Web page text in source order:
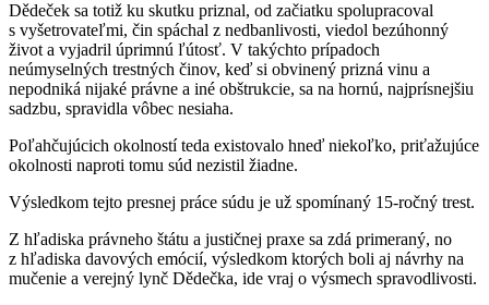
Dědeček sa totiž ku skutku priznal, od začiatku spolupracoval
s vyšetrovateľmi, čin spáchal z nedbanlivosti, viedol bezúhonný
život a vyjadril úprimnú ľútosť. V takýchto prípadoch
neúmyselných trestných činov, keď si obvinený prizná vinu a
nepodniká nijaké právne a iné obštrukcie, sa na hornú, najprísnejšiu
sadzbu, spravidla vôbec nesiaha.
Poľahčujúcich okolností teda existovalo hneď niekoľko, priťažujúce
okolnosti naproti tomu súd nezistil žiadne.
Výsledkom tejto presnej práce súdu je už spomínaný 15-ročný trest.
Z hľadiska právneho štátu a justičnej praxe sa zdá primeraný, no
z hľadiska davových emócií, výsledkom ktorých boli aj návrhy na
mučenie a verejný lynč Dědečka, ide vraj o výsmech spravodlivosti.